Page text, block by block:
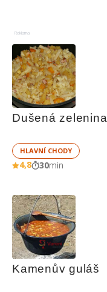
Reklama
Dušená zelenina
HLAVNÍ CHODY
4,8 30min
Kamenův guláš